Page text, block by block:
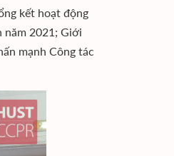
kết hoạt động
năm 2021; Giới
mạnh Công tác